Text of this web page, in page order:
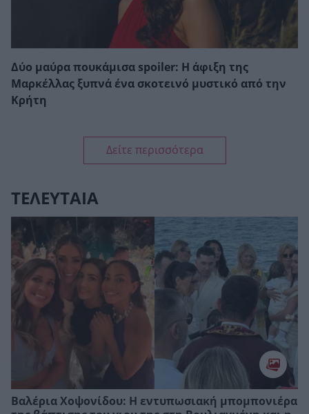
Δύο μαύρα πουκάμισα spoiler: Η άφιξη της
Μαρκέλλας ξυπνά ένα σκοτεινό μυστικό από την
Κρήτη
Δείτε περισσότερα
ΤΕΛΕΥΤΑΙΑ
Βαλέρια Χοψονίδου: Η εντυπωσιακή μπομπονιέρα